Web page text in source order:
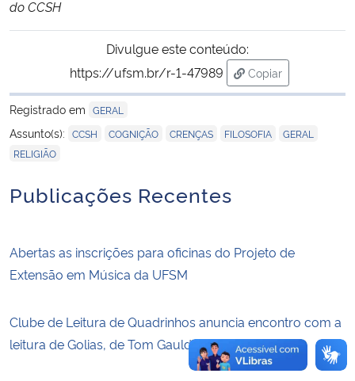
do CCSH
Divulgue este conteúdo:
https://ufsm.br/r-1-47989
Copiar
para área de
Registrado em GERAL
Assunto(s): CCSH COGNIÇÃO CRENÇAS FILOSOFIA GERAL
RELIGIÃO
Publicações Recentes
Abertas as inscrições para oficinas do Projeto de
Extensão em Música da UFSM
Clube de Leitura de Quadrinhos anuncia encontro com a
leitura de Golias, de Tom Gauld